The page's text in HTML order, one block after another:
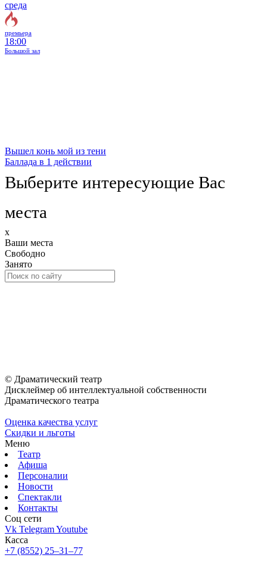
среда
премьера
18:00
Большой зал
Вышел конь мой из тени
Баллада в 1 действии
Выберите интересующие Вас
места
x
Ваши места
Свободно
Занято
© Драматический театр
Дисклеймер об интеллектуальной собственности
Драматического театра
Оценка качества услуг
Скидки и льготы
Меню
Театр
Афиша
Персоналии
Новости
Спектакли
Контакты
Соц cети
Vk TelegramYoutube
Касса
+7 (8552) 25‒31‒77